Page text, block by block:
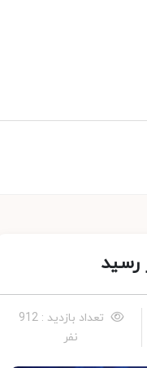
تعداد بازدید : 912
نفر